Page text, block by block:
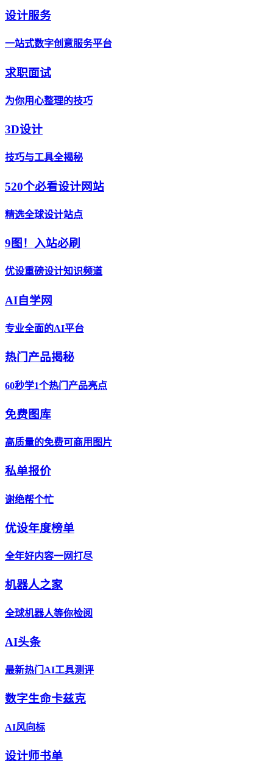
设计服务
一站式数字创意服务平台
求职面试
为你用心整理的技巧
3D设计
技巧与工具全揭秘
520个必看设计网站
精选全球设计站点
9图！入站必刷
优设重磅设计知识频道
AI自学网
专业全面的AI平台
热门产品揭秘
60秒学1个热门产品亮点
免费图库
高质量的免费可商用图片
私单报价
谢绝帮个忙
优设年度榜单
全年好内容一网打尽
机器人之家
全球机器人等你检阅
AI头条
最新热门AI工具测评
数字生命卡兹克
AI风向标
设计师书单